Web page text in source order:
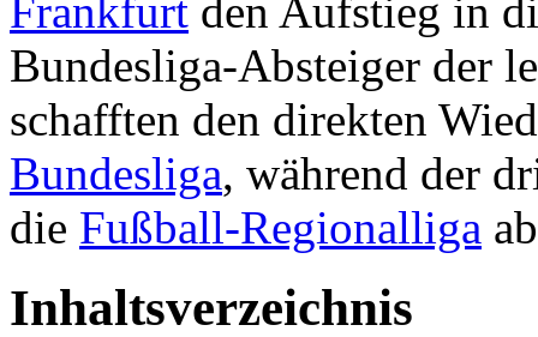
Frankfurt den Aufstieg in
Bundesliga-Absteiger der
schafften den direkten
Bundesliga, während der
die Fußball-Regionalliga
Inhaltsverzeichnis